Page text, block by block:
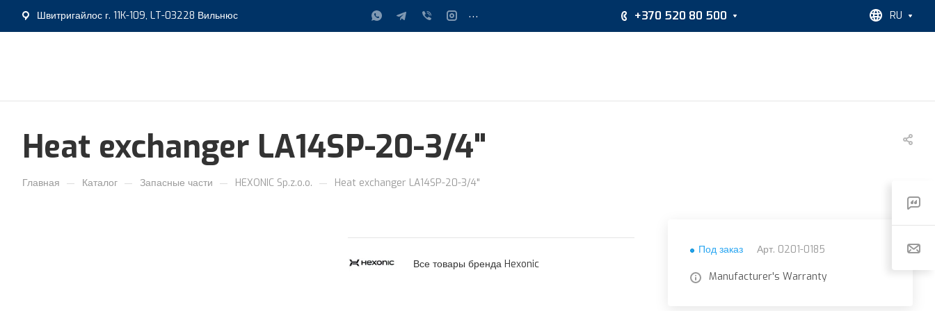
Швитригайлос г. 11K-109, LT-03228 Вильнюс ... +370 520 80 500 RU
Heat exchanger LA14SP-20-3/4"
Главная — Каталог — Запасные части — HEXONIC Sp.z.o.o. — Heat exchanger LA14SP-20-3/4"
Под заказ Арт. 0201-0185
Manufacturer's Warranty
Все товары бренда Hexonic